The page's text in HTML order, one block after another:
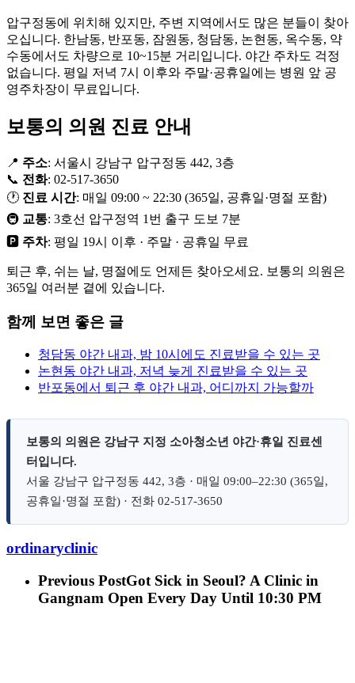
압구정동에 위치해 있지만, 주변 지역에서도 많은 분들이 찾아
오십니다. 한남동, 반포동, 잠원동, 청담동, 논현동, 옥수동, 약
수동에서도 차량으로 10~15분 거리입니다. 야간 주차도 걱정
없습니다. 평일 저녁 7시 이후와 주말·공휴일에는 병원 앞 공
영주차장이 무료입니다.
보통의 의원 진료 안내
📍 주소: 서울시 강남구 압구정동 442, 3층
📞 전화: 02-517-3650
🕐 진료 시간: 매일 09:00 ~ 22:30 (365일, 공휴일·명절 포함)
🚇 교통: 3호선 압구정역 1번 출구 도보 7분
🅿️ 주차: 평일 19시 이후 · 주말 · 공휴일 무료
퇴근 후, 쉬는 날, 명절에도 언제든 찾아오세요. 보통의 의원은
365일 여러분 곁에 있습니다.
함께 보면 좋은 글
청담동 야간 내과, 밤 10시에도 진료받을 수 있는 곳
논현동 야간 내과, 저녁 늦게 진료받을 수 있는 곳
반포동에서 퇴근 후 야간 내과, 어디까지 가능할까
보통의 의원은 강남구 지정 소아청소년 야간·휴일 진료센
터입니다.
서울 강남구 압구정동 442, 3층 · 매일 09:00–22:30 (365일,
공휴일·명절 포함) · 전화 02-517-3650
ordinaryclinic
Previous PostGot Sick in Seoul? A Clinic in
Gangnam Open Every Day Until 10:30 PM